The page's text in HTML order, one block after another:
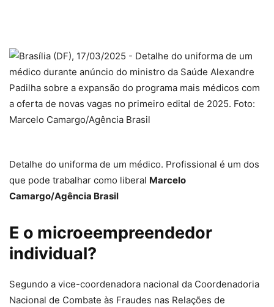
Detalhe do uniforma de um médico. Profissional é um dos
que pode trabalhar como liberal Marcelo
Camargo/Agência Brasil
E o microeempreendedor
individual?
Segundo a vice-coordenadora nacional da Coordenadoria
Nacional de Combate às Fraudes nas Relações de